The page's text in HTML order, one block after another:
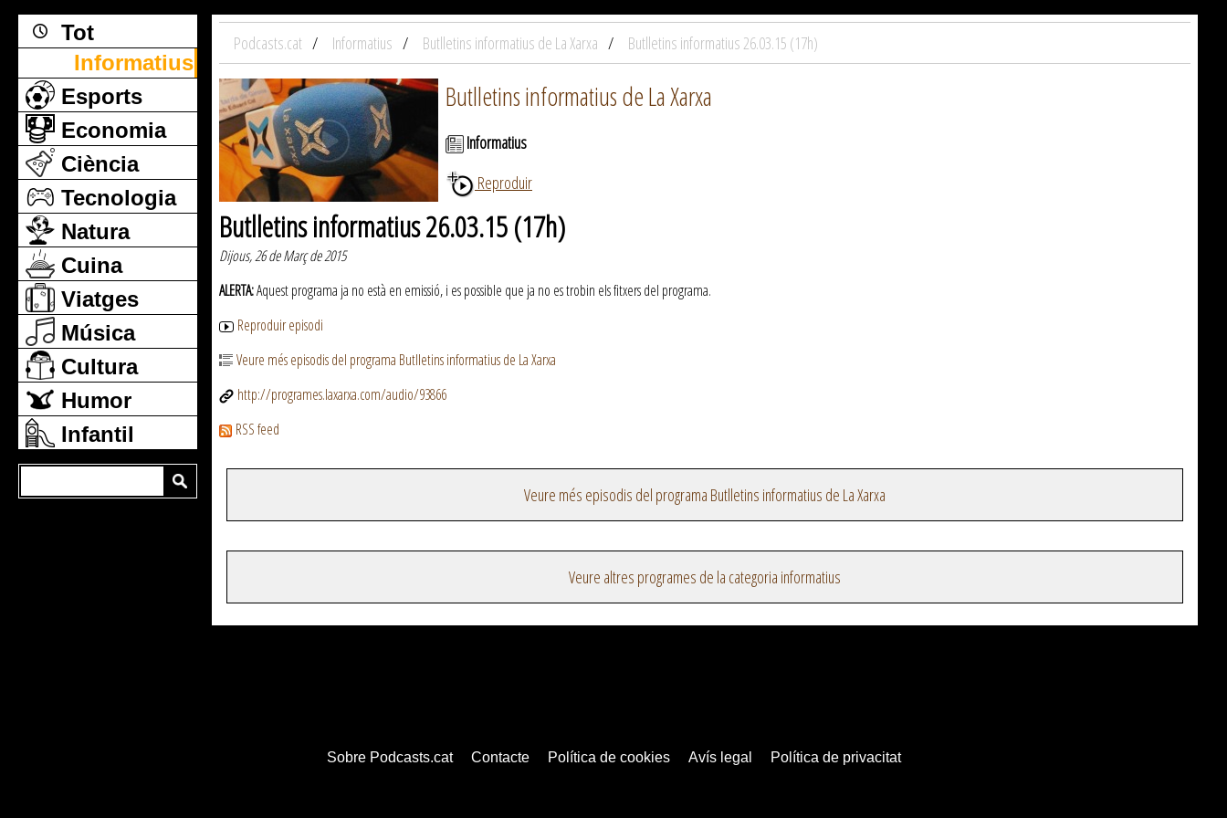
Tot
Informatius
Esports
Economia
Ciència
Tecnologia
Natura
Cuina
Viatges
Música
Cultura
Humor
Infantil
Podcasts.cat Informatius Butlletins informatius de La Xarxa Butlletins informatius 26.03.15 (17h)
Butlletins informatius de La Xarxa
Informatius
Reproduir
Butlletins informatius 26.03.15 (17h)
Dijous, 26 de Març de 2015
ALERTA:Aquest programa ja no està en emissió, i es possible que ja no es trobin els fitxers del programa.
Reproduir episodi
Veure més episodis del programa Butlletins informatius de La Xarxa
http://programes.laxarxa.com/audio/93866
RSS feed
Veure més episodis del programa Butlletins informatius de La Xarxa
Veure altres programes de la categoria informatius
Sobre Podcasts.cat Contacte Política de cookies Avís legal Política de privacitat